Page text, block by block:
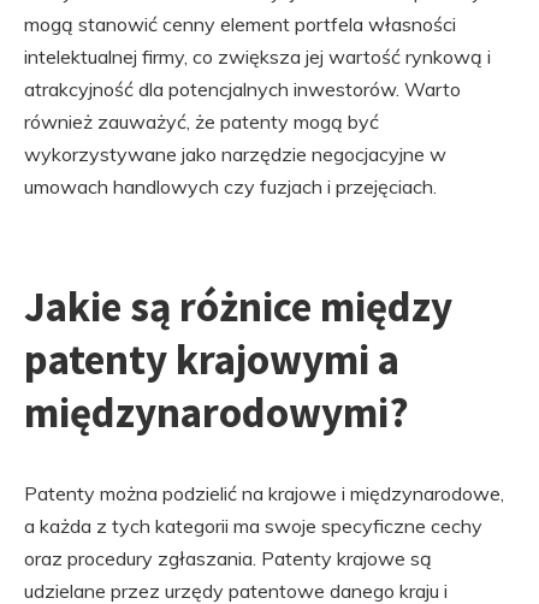
mogą stanowić cenny element portfela własności
intelektualnej firmy, co zwiększa jej wartość rynkową i
atrakcyjność dla potencjalnych inwestorów. Warto
również zauważyć, że patenty mogą być
wykorzystywane jako narzędzie negocjacyjne w
umowach handlowych czy fuzjach i przejęciach.
Jakie są różnice między
patenty krajowymi a
międzynarodowymi?
Patenty można podzielić na krajowe i międzynarodowe,
a każda z tych kategorii ma swoje specyficzne cechy
oraz procedury zgłaszania. Patenty krajowe są
udzielane przez urzędy patentowe danego kraju i